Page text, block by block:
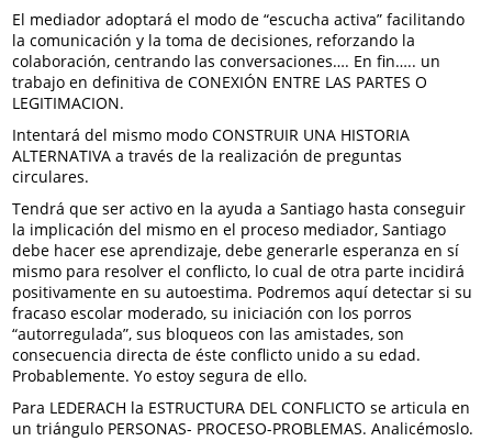
El mediador adoptará el modo de “escucha activa” facilitando
la comunicación y la toma de decisiones, reforzando la
colaboración, centrando las conversaciones…. En fin….. un
trabajo en definitiva de CONEXIÓN ENTRE LAS PARTES O
LEGITIMACION.
Intentará del mismo modo CONSTRUIR UNA HISTORIA
ALTERNATIVA a través de la realización de preguntas
circulares.
Tendrá que ser activo en la ayuda a Santiago hasta conseguir
la implicación del mismo en el proceso mediador, Santiago
debe hacer ese aprendizaje, debe generarle esperanza en sí
mismo para resolver el conflicto, lo cual de otra parte incidirá
positivamente en su autoestima. Podremos aquí detectar si su
fracaso escolar moderado, su iniciación con los porros
“autorregulada”, sus bloqueos con las amistades, son
consecuencia directa de éste conflicto unido a su edad.
Probablemente. Yo estoy segura de ello.
Para LEDERACH la ESTRUCTURA DEL CONFLICTO se articula en
un triángulo PERSONAS- PROCESO-PROBLEMAS. Analicémoslo.